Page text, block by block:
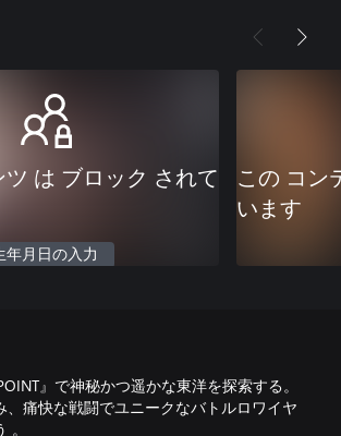
ツ は ブロック されて
年月日の入力
この コン
います
』で神秘かつ遥かな東洋を探索する。
、痛快な戦闘でユニークなバトルロワイヤ